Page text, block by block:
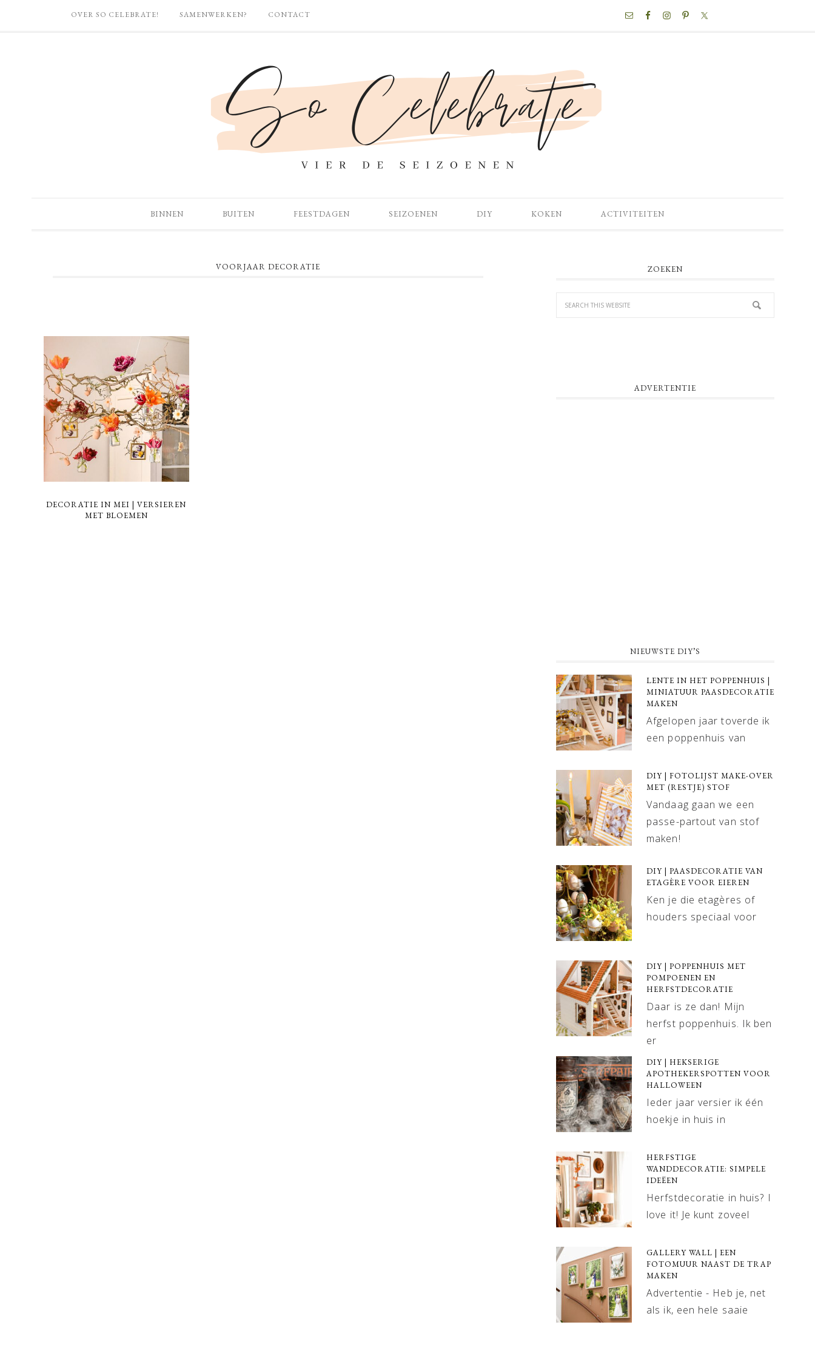
OVER SO CELEBRATE! SAMENWERKEN? CONTACT
BINNEN BUITEN FEESTDAGEN SEIZOENEN DIY KOKEN ACTIVITEITEN
VOORJAAR DECORATIE
DECORATIE IN MEI | VERSIEREN
MET BLOEMEN
ZOEKEN
ADVERTENTIE
NIEUWSTE DIY’S
LENTE IN HET POPPENHUIS |
MINIATUUR PAASDECORATIE
MAKEN
Afgelopen jaar toverde ik
een poppenhuis van
DIY | FOTOLIJST MAKE-OVER
MET (RESTJE) STOF
Vandaag gaan we een
passe-partout van stof
maken!
DIY | PAASDECORATIE VAN
ETAGÈRE VOOR EIEREN
Ken je die etagères of
houders speciaal voor
DIY | POPPENHUIS MET
POMPOENEN EN
HERFSTDECORATIE
Daar is ze dan! Mijn
herfst poppenhuis. Ik ben
er
DIY | HEKSERIGE
APOTHEKERSPOTTEN VOOR
HALLOWEEN
Ieder jaar versier ik één
hoekje in huis in
HERFSTIGE
WANDDECORATIE: SIMPELE
IDEËEN
Herfstdecoratie in huis? I
love it! Je kunt zoveel
GALLERY WALL | EEN
FOTOMUUR NAAST DE TRAP
MAKEN
Advertentie - Heb je, net
als ik, een hele saaie